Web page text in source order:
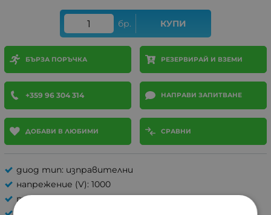
бр. КУПИ
БЪРЗА ПОРЪЧКА РЕЗЕРВИРАЙ И ВЗЕМИ
+359 96 304 314 НАПРАВИ ЗАПИТВАНЕ
ДОБАВИ В ЛЮБИМИ СРАВНИ
диод тип: изправителни
напрежение (V): 1000
ток (A): 1